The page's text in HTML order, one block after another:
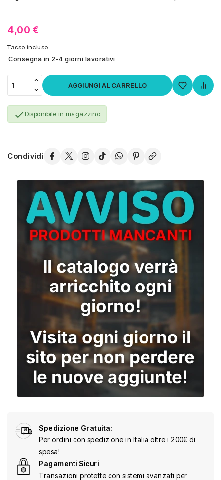
4,00 €
Tasse incluse
Consegna in 2-4 giorni lavorativi
AGGIUNGI AL CARRELLO
Disponibile in magazzino
Condividi
Spedizione Gratuita:
Per ordini con spedizione in Italia oltre i 200€ di
spesa!
Pagamenti Sicuri
Transazioni protette con sistemi avanzati per